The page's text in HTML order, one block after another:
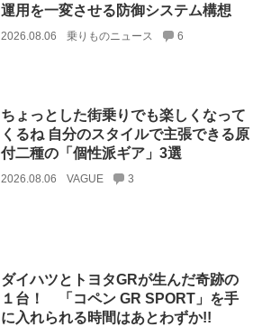
運用を一変させる防御システム構想
2026.08.06 乗りものニュース 6
ちょっとした街乗りでも楽しくなって
くるね 自分のスタイルで主張できる原
付二種の「個性派ギア」3選
2026.08.06 VAGUE 3
ダイハツとトヨタGRが生んだ奇跡の
１台！ 「コペン GR SPORT」を手
に入れられる時間はあとわずか!!